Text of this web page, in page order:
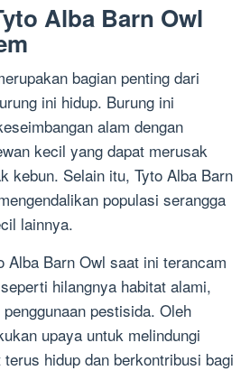
Alba Barn Owl
bagian penting dari
ini hidup. Burung ini
alam dengan
kecil yang dapat merusak
kebun. Selain itu, Tyto Alba Barn
populasi serangga
lainnya.
Alba Barn Owl saat ini terancam
hilangnya habitat alami,
pestisida. Oleh
upaya untuk melindungi
hidup dan berkontribusi bagi